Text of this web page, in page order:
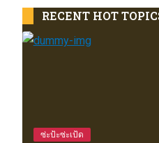
RECENT HOT
ซ่ะป้ะซ่ะเป้ด